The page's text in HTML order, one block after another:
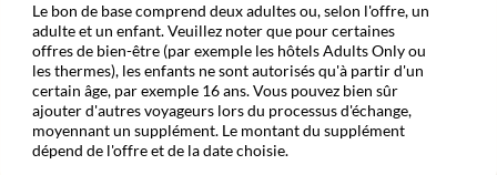
Le bon de base comprend deux adultes ou, selon l'offre, un
adulte et un enfant. Veuillez noter que pour certaines
offres de bien-être (par exemple les hôtels Adults Only ou
les thermes), les enfants ne sont autorisés qu'à partir d'un
certain âge, par exemple 16 ans. Vous pouvez bien sûr
ajouter d'autres voyageurs lors du processus d'échange,
moyennant un supplément. Le montant du supplément
dépend de l'offre et de la date choisie.